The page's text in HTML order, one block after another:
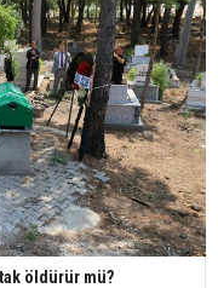
öldürür mü?